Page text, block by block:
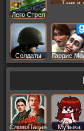
Лего Стрел
Танк в
Солдаты Гаррис
СловоПацана Музыка